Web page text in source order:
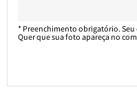
* Preenchimento obrigatório.
Quer que sua foto apareça no